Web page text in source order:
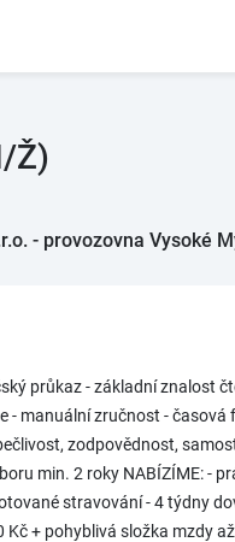
Ž)
- provozovna Vysoké
průkaz - základní znalost
- manuální zručnost - časová
zodpovědnost,
min. 2 roky NABÍZÍME: -
stravování - 4 týdny
+ pohyblivá složka mzdy